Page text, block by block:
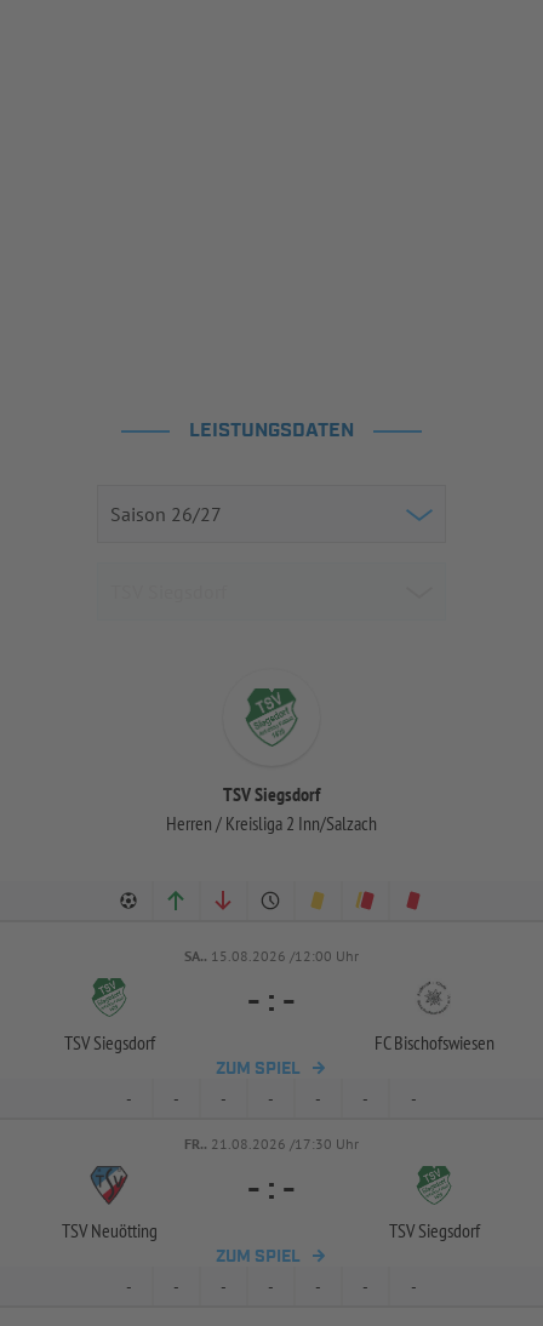
LEISTUNGSDATEN
TSV Siegsdorf
Herren / Kreisliga 2 Inn/Salzach
SA.. 15.08.2026 /12:00 Uhr
TSV Siegsdorf
- : -
FC Bischofswiesen
ZUM SPIEL
- - - - - - -
FR.. 21.08.2026 /17:30 Uhr
TSV Neuötting
- : -
TSV Siegsdorf
ZUM SPIEL
- - - - - - -